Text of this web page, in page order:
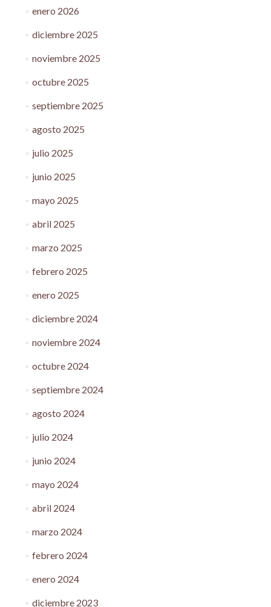
enero 2026
diciembre 2025
noviembre 2025
octubre 2025
septiembre 2025
agosto 2025
julio 2025
junio 2025
mayo 2025
abril 2025
marzo 2025
febrero 2025
enero 2025
diciembre 2024
noviembre 2024
octubre 2024
septiembre 2024
agosto 2024
julio 2024
junio 2024
mayo 2024
abril 2024
marzo 2024
febrero 2024
enero 2024
diciembre 2023